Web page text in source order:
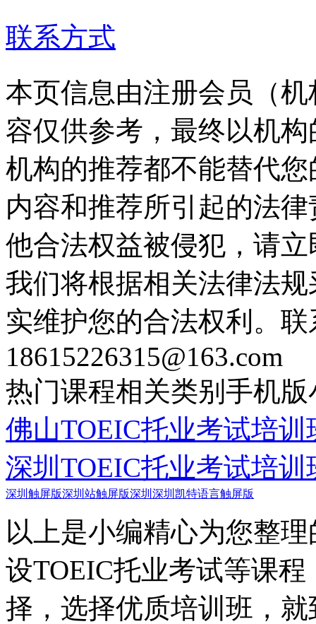
联系方式
本页信息由注册会员（
容仅供参考，最终以机
机构的推荐都不能替代
内容和推荐所引起的法
他合法权益被侵犯，请
我们将根据相关法律法
实维护您的合法权利。
18615226315@163.com
热门课程相关类别 手机版
佛山TOEIC托业考试培训
深圳TOEIC托业考试培训
深圳触屏版深圳站触屏版深圳深圳凯特语言触屏版
以上是小编精心为您整
设TOEIC托业考试等课
择，选择优质培训班，